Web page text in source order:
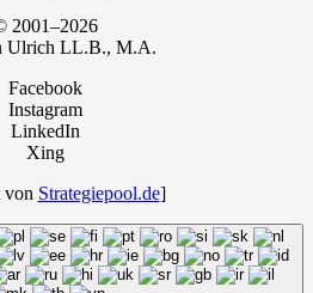
2001–2026
Ulrich LL.B., M.A.
Facebook
Instagram
LinkedIn
Xing
von Strategiepool.de]